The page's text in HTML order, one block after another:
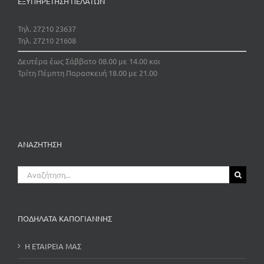
Τηλ. 27210 23637
Τηλ. 27210 21608
Δευτέρα έως Σάββατο 08.00 με 14.00 και
Τρίτη Πέμπτη Παρασκευή 18.00 με 21.00
ΑΝΑΖΗΤΗΣΗ
Αναζήτηση
για:
ΠΟΔΗΛΑΤΑ ΚΑΠΟΓΙΑΝΝΗΣ
Η ΕΤΑΙΡΕΙΑ ΜΑΣ